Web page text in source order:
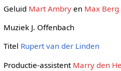
Geluid Mart Ambryen Max Berg
Muziek J. Offenbach
Titel Rupert van der Linden
Productie-assistent Marry den